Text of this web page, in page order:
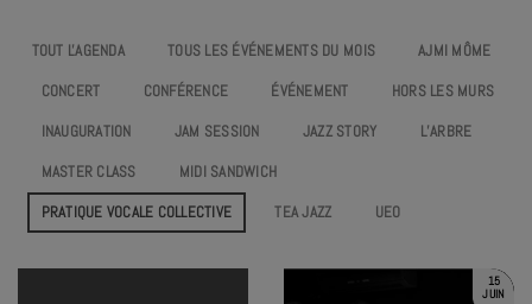
TOUT L'AGENDA TOUS LES ÉVÉNEMENTS DU MOIS
AJMI MÔME
CONCERT
CONFÉRENCE ÉVÉNEMENT
HORS LES MURS
INAUGURATION
JAM SESSION JAZZ STORY
L’ARBRE
MASTER CLASS
MIDI SANDWICH
PRATIQUE VOCALE COLLECTIVE
TEA JAZZ UEO
15
JUIN